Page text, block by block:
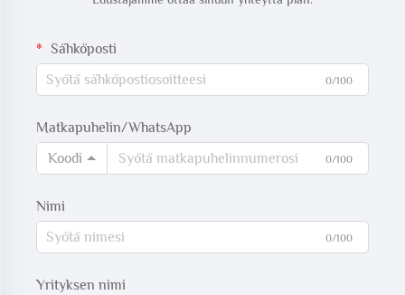
Sähköposti
0/100
Matkapuhelin/WhatsApp
Koodi
0/100
Nimi
0/100
Yrityksen nimi